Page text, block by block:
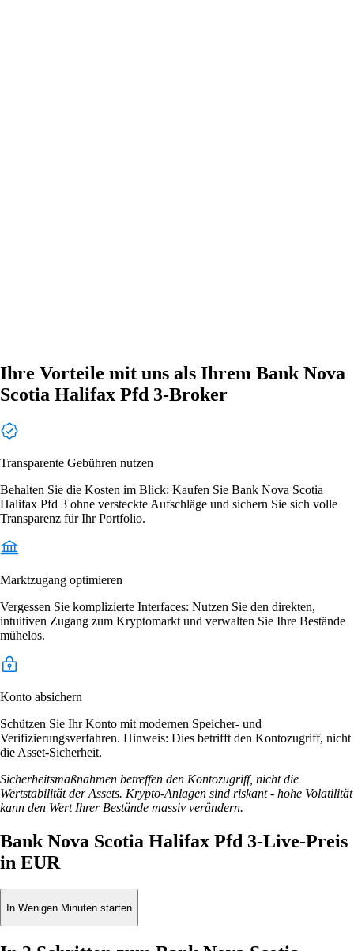
Ihre Vorteile mit uns als Ihrem Bank Nova
Scotia Halifax Pfd 3-Broker
Transparente Gebühren nutzen
Behalten Sie die Kosten im Blick: Kaufen Sie Bank Nova Scotia
Halifax Pfd 3 ohne versteckte Aufschläge und sichern Sie sich volle
Transparenz für Ihr Portfolio.
Marktzugang optimieren
Vergessen Sie komplizierte Interfaces: Nutzen Sie den direkten,
intuitiven Zugang zum Kryptomarkt und verwalten Sie Ihre Bestände
mühelos.
Konto absichern
Schützen Sie Ihr Konto mit modernen Speicher- und
Verifizierungsverfahren. Hinweis: Dies betrifft den Kontozugriff, nicht
die Asset-Sicherheit.
Sicherheitsmaßnahmen betreffen den Kontozugriff, nicht die
Wertstabilität der Assets. Krypto-Anlagen sind riskant - hohe Volatilität
kann den Wert Ihrer Bestände massiv verändern.
Bank Nova Scotia Halifax Pfd 3-Live-Preis
in EUR
In Wenigen Minuten starten